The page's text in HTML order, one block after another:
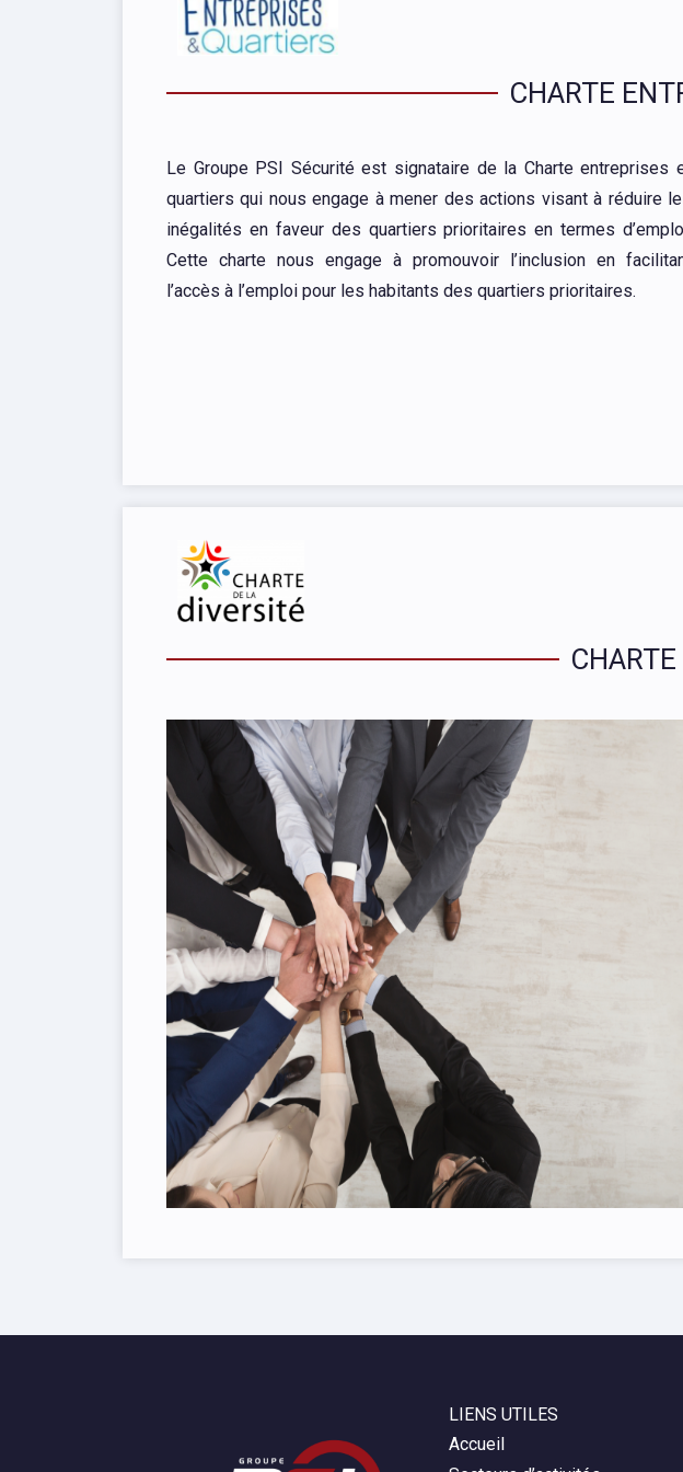
CHARTE
Le Groupe PSI Sécurité est signataire de la Charte entreprises
quartiers qui nous engage à mener des actions visant à réduire
inégalités en faveur des quartiers prioritaires en termes
Cette charte nous engage à promouvoir l’inclusion en
l’accès à l’emploi pour les habitants des quartiers prioritaires.
LIENS UTILES
Accueil